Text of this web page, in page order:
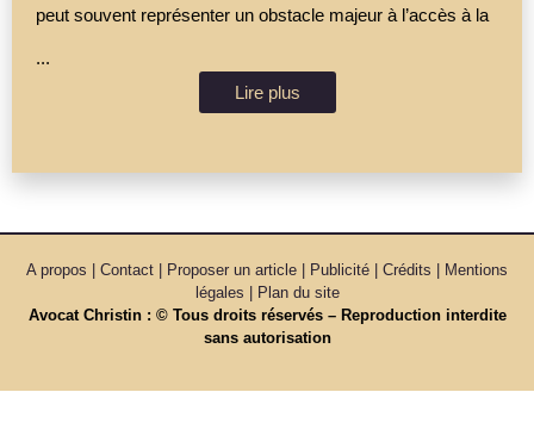
peut souvent représenter un obstacle majeur à l’accès à la
...
Lire plus
A propos | Contact | Proposer un article | Publicité | Crédits | Mentions
légales |
Plan du site
Avocat Christin : © Tous droits réservés – Reproduction interdite
sans autorisation